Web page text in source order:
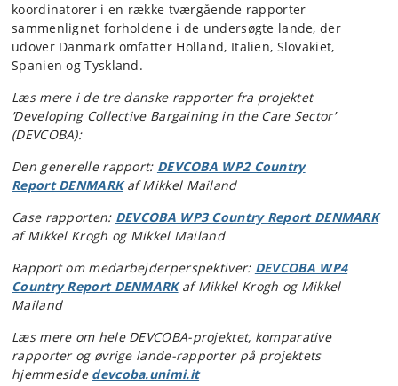
koordinatorer i en række tværgående rapporter
sammenlignet forholdene i de undersøgte lande, der
udover Danmark omfatter Holland, Italien, Slovakiet,
Spanien og Tyskland.
Læs mere i de tre danske rapporter fra projektet
’Developing Collective Bargaining in the Care Sector’
(DEVCOBA):
Den generelle rapport: DEVCOBA WP2 Country
Report DENMARKaf Mikkel Mailand
Case rapporten: DEVCOBA WP3 Country Report DENMARK
af Mikkel Krogh og Mikkel Mailand
Rapport om medarbejderperspektiver: DEVCOBA WP4
Country Report DENMARKaf Mikkel Krogh og Mikkel
Mailand
Læs mere om hele DEVCOBA-projektet, komparative
rapporter og øvrige lande-rapporter på projektets
hjemmeside devcoba.unimi.it